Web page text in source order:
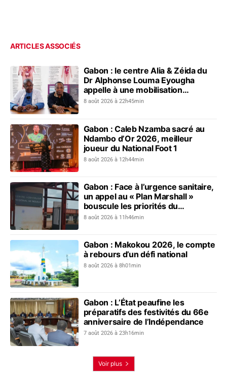
ARTICLES ASSOCIÉS
Gabon : le centre Alia & Zéida du
Dr Alphonse Louma Eyougha
appelle à une mobilisation
collective contre les addictions
8 août 2026 à 22h45min
Gabon : Caleb Nzamba sacré au
Ndambo d’Or 2026, meilleur
joueur du National Foot 1
8 août 2026 à 12h44min
Gabon : Face à l’urgence sanitaire,
un appel au « Plan Marshall »
bouscule les priorités du
gouvernement
8 août 2026 à 11h46min
Gabon : Makokou 2026, le compte
à rebours d’un défi national
8 août 2026 à 8h01min
Gabon : L’État peaufine les
préparatifs des festivités du 66e
anniversaire de l’Indépendance
7 août 2026 à 23h16min
Voir plus